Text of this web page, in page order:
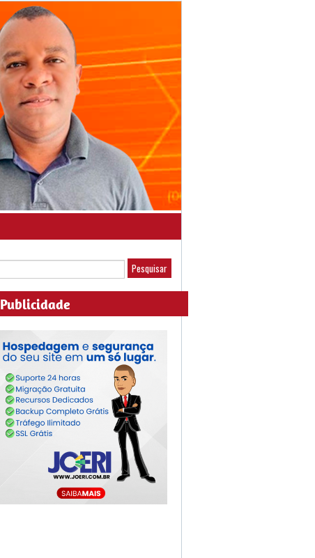
Publicidade